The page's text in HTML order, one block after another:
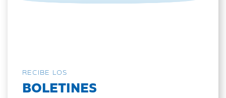
RECIBE LOS
BOLETINES